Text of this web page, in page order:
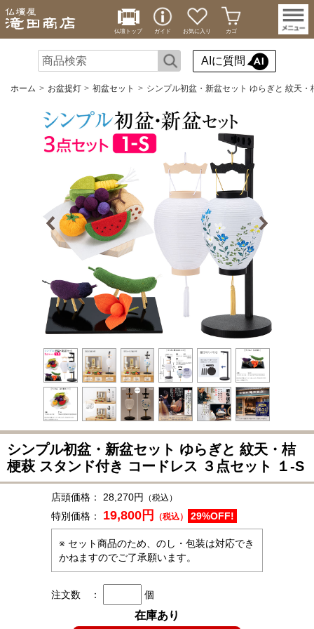
仏壇トップ ガイド お気に入り カゴ
AIに質問
ホーム お盆提灯 初盆セット シンプル初盆・新盆セット ゆらぎと 紋天
シンプル初盆・新盆セット ゆらぎと 紋天・桔
梗萩 スタンド付き コードレス ３点セット １-S
店頭価格： 28,270円 （税込）
特別価格： 19,800円 （税込） 29%OFF!
※ セット商品のため、のし・包装は対応でき
かねますのでご了承願います。
注文数 ： 個
在庫あり